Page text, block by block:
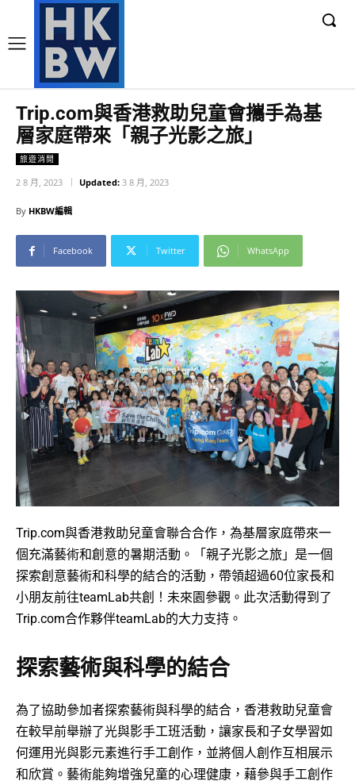
Trip.com與香港救助兒童會攜手為基
層家庭帶來「親子光影之旅」
旅遊消閒
2 8 月, 2023 Updated: 3 8 月, 2023
By HKBW編輯
Facebook Twitter WhatsApp
Trip.com與香港救助兒童會聯合合作，為基層家庭帶來一
個充滿藝術和創意的暑期活動。「親子光影之旅」是一個
探索創意藝術和科學的結合的活動，帶領超過60位家長和
小朋友前往teamLab共創！未來園參觀。此次活動得到了
Trip.com合作夥伴teamLab的大力支持。
探索藝術與科學的結合
為了協助參加者探索藝術與科學的結合，香港救助兒童會
在較早前舉辦了光與影手工班活動，讓家長和子女學習如
何運用光與影元素進行手工創作，並將個人創作互相展示
和欣賞。藝術能夠增強兒童的心理健康，藉參與手工創作